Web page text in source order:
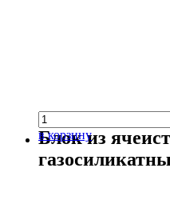
в корзину
Блок из